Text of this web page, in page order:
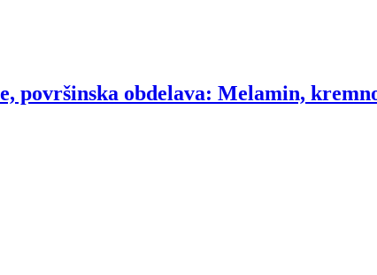
površinska obdelava: Melamin,